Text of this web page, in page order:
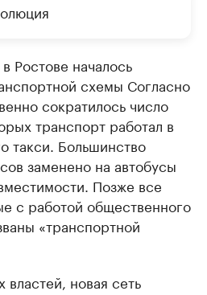
Ростове началось
схемы Согласно
сократилось число
транспорт работал в
такси. Большинство
заменено на автобусы
Позже все
с работой общественного
«транспортной
новая сеть